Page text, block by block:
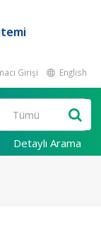
Girişi English
Detaylı Arama